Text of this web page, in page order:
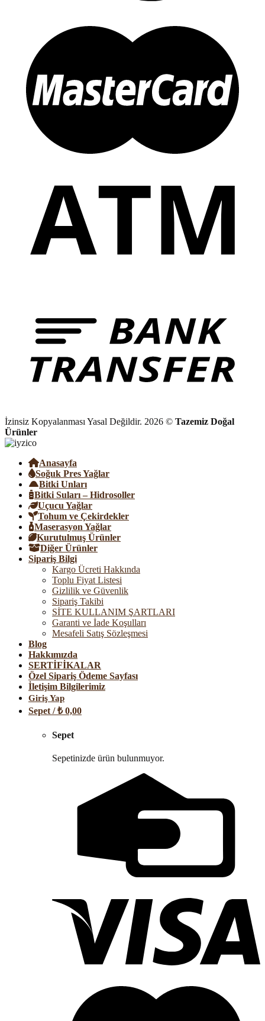
İzinsiz Kopyalanması Yasal Değildir. 2026 © Tazemiz Doğal
Ürünler
Anasayfa
Soğuk Pres Yağlar
Bitki Unları
Bitki Suları – Hidrosoller
Uçucu Yağlar
Tohum ve Çekirdekler
Maserasyon Yağlar
Kurutulmuş Ürünler
Diğer Ürünler
Sipariş Bilgi
Kargo Ücreti Hakkında
Toplu Fiyat Listesi
Gizlilik ve Güvenlik
Sipariş Takibi
SİTE KULLANIM ŞARTLARI
Garanti ve İade Koşulları
Mesafeli Satış Sözleşmesi
Blog
Hakkımızda
SERTİFİKALAR
Özel Sipariş Ödeme Sayfası
İletişim Bilgilerimiz
Giriş Yap
Sepet /₺0,00
Sepet
Sepetinizde ürün bulunmuyor.